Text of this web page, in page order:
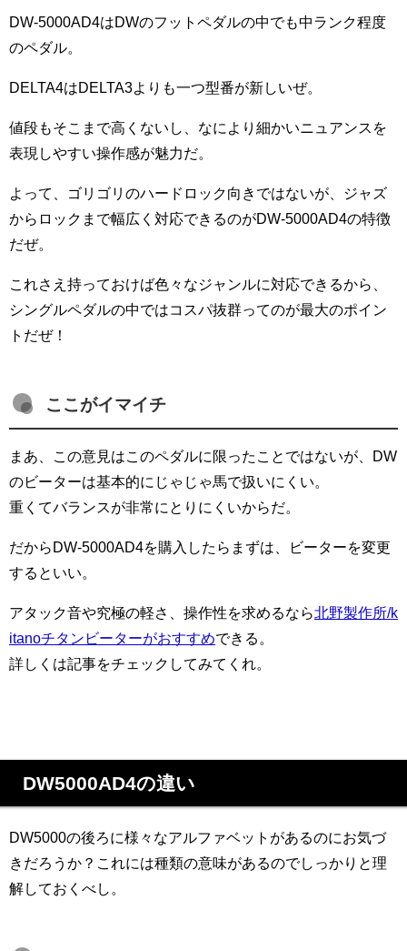
DW-5000AD4はDWのフットペダルの中でも中ランク程度
のペダル。
DELTA4はDELTA3よりも一つ型番が新しいぜ。
値段もそこまで高くないし、なにより細かいニュアンスを
表現しやすい操作感が魅力だ。
よって、ゴリゴリのハードロック向きではないが、ジャズ
からロックまで幅広く対応できるのがDW-5000AD4の特徴
だぜ。
これさえ持っておけば色々なジャンルに対応できるから、
シングルペダルの中ではコスパ抜群ってのが最大のポイン
トだぜ！
ここがイマイチ
まあ、この意見はこのペダルに限ったことではないが、DW
のビーターは基本的にじゃじゃ馬で扱いにくい。
重くてバランスが非常にとりにくいからだ。
だからDW-5000AD4を購入したらまずは、ビーターを変更
するといい。
アタック音や究極の軽さ、操作性を求めるなら北野製作所/k
itanoチタンビーターがおすすめできる。
詳しくは記事をチェックしてみてくれ。
DW5000AD4の違い
DW5000の後ろに様々なアルファベットがあるのにお気づ
きだろうか？これには種類の意味があるのでしっかりと理
解しておくべし。